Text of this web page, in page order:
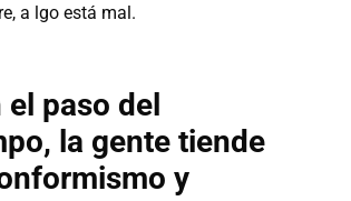
a lgo está mal.
el paso del
la gente tiende
y